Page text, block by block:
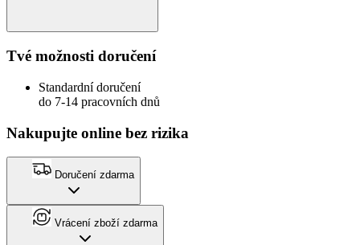
Tvé možnosti doručení
Standardní doručení
do 7-14 pracovních dnů
Nakupujte online bez rizika
Doručení zdarma
Vrácení zboží zdarma